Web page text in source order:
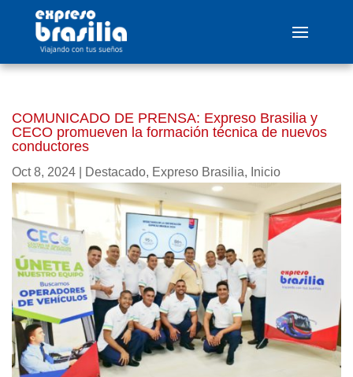
COMUNICADO DE PRENSA: Expreso Brasilia y
CECO promueven la formación técnica de nuevos
conductores
Oct 8, 2024 Destacado, Expreso Brasilia, Inicio